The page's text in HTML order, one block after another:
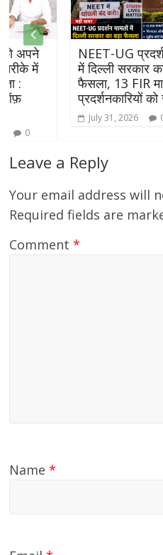
NEET-UG प्रदर्शन मामले
में दिल्ली सरकार का बड़ा
फैसला, 13 FIR मामलों में
प्रदर्शनकारियों को राहत
July 31, 2026 0
Leave a Reply
Your email address will
Required fields are
Comment*
Name*